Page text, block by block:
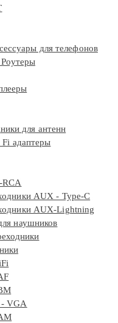
для телефонов
для антенн
адаптеры
RCA
AUX - Type-C
AUX-Lightning
наушников
- VGA